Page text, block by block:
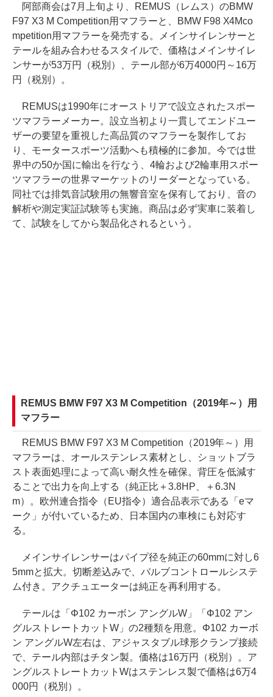
阿部商会は7月上旬より、REMUS（レムス）のBMW
F97 X3 M Competition用マフラーと、BMW F98 X4Mco
mpetition用マフラーを発売する。メインサイレンサーと
テールを組み合わせるスタイルで、価格はメインサイレ
ンサーが53万円（税別）、テール部が6万4000円～16万
円（税別）。
REMUSは1990年にオーストリアで設立されたスポー
ツマフラーメーカー。設立当初より一貫してエンドユー
ザーの要望を重視した高品質のマフラーを製作してお
り、モータースポーツ活動へも積極的に参加。今では世
界中の50か国に輸出を行なう、4輪および2輪車用スポー
ツマフラーの世界マーケットのリーダーとなっている。
同社では排気音試験用の無響音室を保有しており、音の
解析や測定実証試験等も実施。商品は必ず実車に装着し
て、試験をしてから製品化されるという。
REMUS BMW F97 X3 M Competition（2019年～）用
マフラー
REMUS BMW F97 X3 M Competition（2019年～）用
マフラーは、オールステンレス素材とし、ショットブラ
スト表面処理によって高い耐久性を確保。背圧を低減す
ることで出力を向上する（純正比＋3.8HP、＋6.3N
m）。欧州連合指令（EU指令）適合品表示である「eマ
ーク」が付いているため、日本国内の車検にも対応す
る。
メインサイレンサーはパイプ径を純正の60mmに対し6
5mmと拡大。切断差込みで、バルブコントロールシステ
ム付き。アクチュエーターは純正を再利用する。
テールは「Φ102 カーボン アングルW」「Φ102 アン
グルストレートカットW」の2種類を用意。Φ102 カーボ
ン アングルW左右は、アジャスタブル球形クランプ接続
で、テール内部はチタン製。価格は16万円（税別）。ア
ングルストレートカットWはステンレス製で価格は6万4
000円（税別）。